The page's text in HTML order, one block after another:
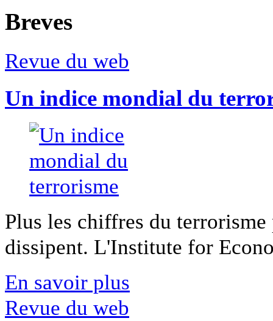
Breves
Revue du web
Un indice mondial du
Plus les chiffres du
dissipent. L'Institute for
En savoir plus
Revue du web